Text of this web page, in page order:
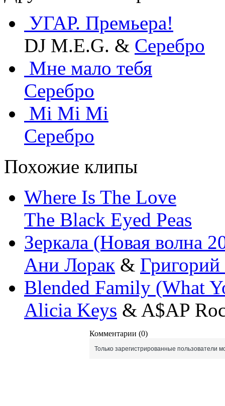
УГАР. Премьера!
DJ M.E.G. & Серебро
Мне мало тебя
Серебро
Mi Mi Mi
Серебро
Похожие клипы
Where Is The Love
The Black Eyed Peas
Зеркала (Новая волна
Ани Лорак &
Blended Family (What
Alicia Keys & A$AP
Комментарии (0)
Только зарегистрированные пользователи